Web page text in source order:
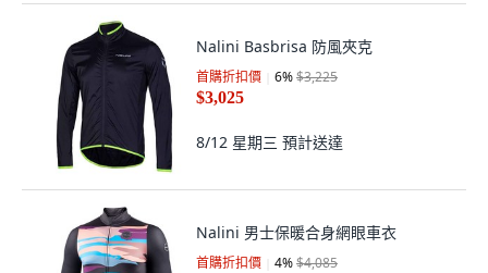
Nalini Basbrisa 防風夾克
首購折扣價 6%$3,225
$3,025
8/12 星期三 預計送達
Nalini 男士保暖合身網眼車衣
首購折扣價 4%$4,085